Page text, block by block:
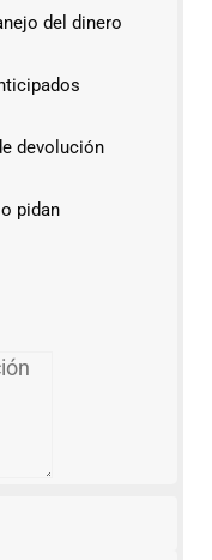
del dinero
devolución
pidan